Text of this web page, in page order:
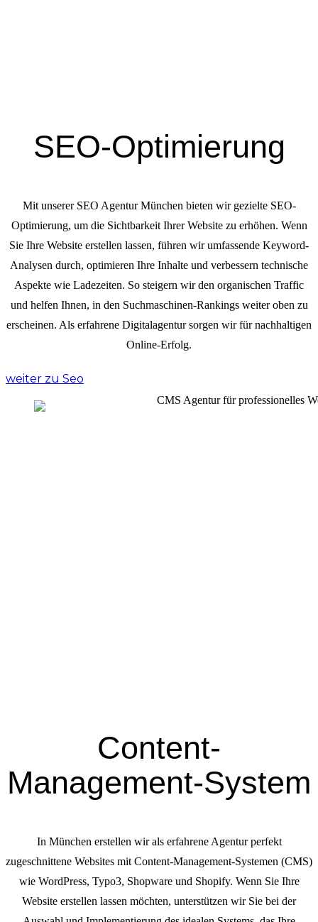
SEO-Optimierung
Mit unserer SEO Agentur München bieten wir gezielte SEO-
Optimierung, um die Sichtbarkeit Ihrer Website zu erhöhen. Wenn
Sie Ihre Website erstellen lassen, führen wir umfassende Keyword-
Analysen durch, optimieren Ihre Inhalte und verbessern technische
Aspekte wie Ladezeiten. So steigern wir den organischen Traffic
und helfen Ihnen, in den Suchmaschinen-Rankings weiter oben zu
erscheinen. Als erfahrene Digitalagentur sorgen wir für nachhaltigen
Online-Erfolg.
weiter zu Seo
Content-
Management-System
In München erstellen wir als erfahrene Agentur perfekt
zugeschnittene Websites mit Content-Management-Systemen (CMS)
wie WordPress, Typo3, Shopware und Shopify. Wenn Sie Ihre
Website erstellen lassen möchten, unterstützen wir Sie bei der